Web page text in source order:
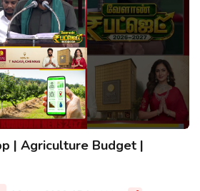
| Agriculture Budget |